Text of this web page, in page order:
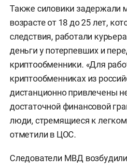
Также силовики задержали
возрасте от 18 до 25 лет,
следствия, работали
деньги у потерпевших и
криптообменники. «Для
криптообменниках из
дистанционно привлечены
достаточной финансовой
люди, стремящиеся к
отметили в ЦОС.
Следователи МВД